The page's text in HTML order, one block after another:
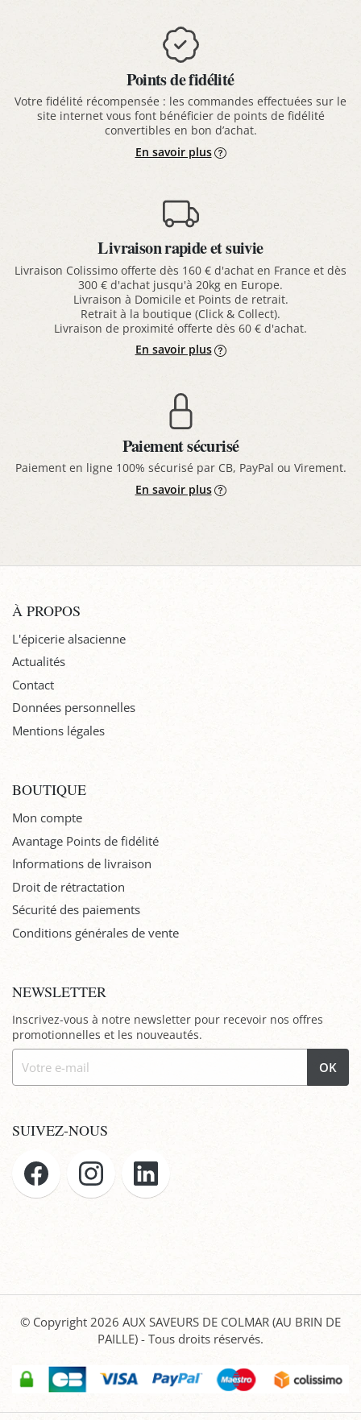
Points de fidélité
Votre fidélité récompensée : les commandes effectuées sur le
site internet vous font bénéficier de points de fidélité
convertibles en bon d’achat.
En savoir plus
Livraison rapide et suivie
Livraison Colissimo offerte dès 160 € d'achat en France et dès
300 € d'achat jusqu'à 20kg en Europe.
Livraison à Domicile et Points de retrait.
Retrait à la boutique (Click & Collect).
Livraison de proximité offerte dès 60 € d'achat.
En savoir plus
Paiement sécurisé
Paiement en ligne 100% sécurisé par CB, PayPal ou Virement.
En savoir plus
À PROPOS
L'épicerie alsacienne
Actualités
Contact
Données personnelles
Mentions légales
BOUTIQUE
Mon compte
Avantage Points de fidélité
Informations de livraison
Droit de rétractation
Sécurité des paiements
Conditions générales de vente
NEWSLETTER
Inscrivez-vous à notre newsletter pour recevoir nos offres
promotionnelles et les nouveautés.
OK
SUIVEZ-NOUS
© Copyright 2026 AUX SAVEURS DE COLMAR (AU BRIN DE
PAILLE) - Tous droits réservés.